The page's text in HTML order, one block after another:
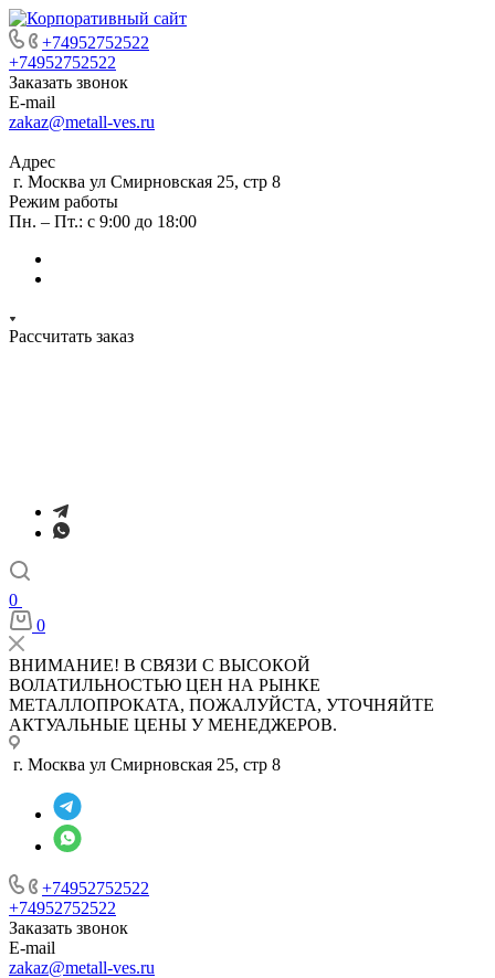
+74952752522
+74952752522
Заказать звонок
E-mail
zakaz@metall-ves.ru
Адрес
г. Москва ул Смирновская 25, стр 8
Режим работы
Пн. – Пт.: с 9:00 до 18:00
Рассчитать заказ
0
0
ВНИМАНИЕ! В СВЯЗИ С ВЫСОКОЙ
ВОЛАТИЛЬНОСТЬЮ ЦЕН НА РЫНКЕ
МЕТАЛЛОПРОКАТА, ПОЖАЛУЙСТА, УТОЧНЯЙТЕ
АКТУАЛЬНЫЕ ЦЕНЫ У МЕНЕДЖЕРОВ.
г. Москва ул Смирновская 25, стр 8
+74952752522
+74952752522
Заказать звонок
E-mail
zakaz@metall-ves.ru